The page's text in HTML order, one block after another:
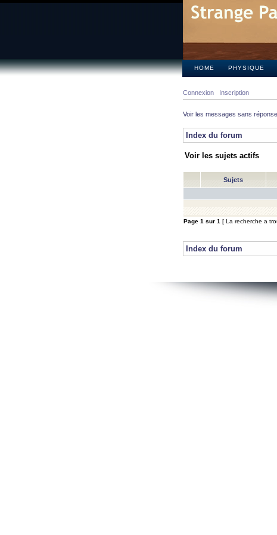
HOME PHYSIQUE
Connexion Inscription
Voir les messages sans réponse
Index du forum
Voir les sujets actifs
Sujets
Page 1 sur 1 [ La recherche a
Index du forum